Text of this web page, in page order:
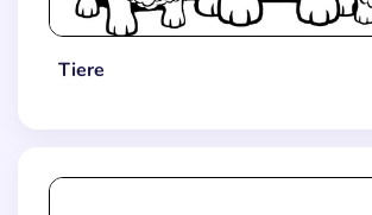
Tiere